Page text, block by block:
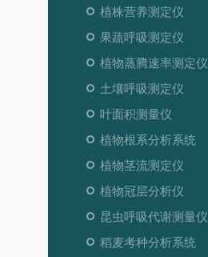
植株营养测定仪
果蔬呼吸测定仪
植物蒸腾速率测定仪
土壤呼吸测定仪
叶面积测量仪
植物根系分析系统
植物茎流测定仪
植物冠层分析仪
昆虫呼吸代谢测量仪
稻麦考种分析系统